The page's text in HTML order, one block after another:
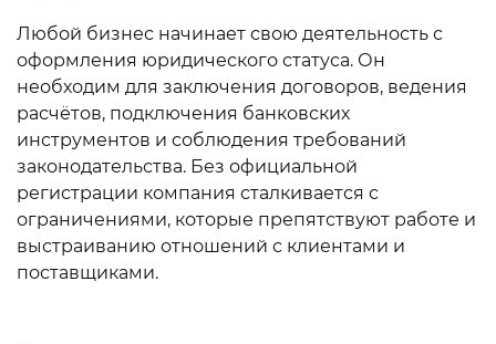
Любой бизнес начинает свою деятельность с
оформления юридического статуса. Он
необходим для заключения договоров, ведения
расчётов, подключения банковских
инструментов и соблюдения требований
законодательства. Без официальной
регистрации компания сталкивается с
ограничениями, которые препятствуют работе и
выстраиванию отношений с клиентами и
поставщиками.